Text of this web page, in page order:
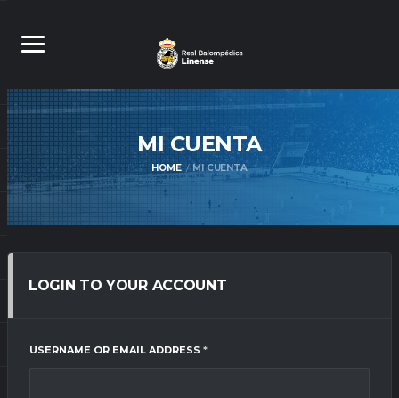
MICUENTA
HOME MI CUENTA
LOGIN TO YOUR ACCOUNT
USERNAME OR EMAIL ADDRESS *REQUIRED